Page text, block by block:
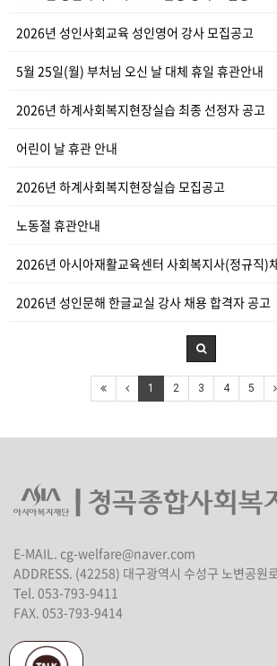
2026년 성인사회교육 성인영어 강사 모집공고
5월 25일(월) 부처님 오신 날 대체 휴일 휴관안내
2026년 하계사회복지현장실습 최종 선정자 공고
어린이 날 휴관 안내
2026년 하계사회복지현장실습 모집공고
노동절 휴관안내
2026년 아시아재활교육센터 사회복지사(정규직)
2026년 성인문해 한글교실 강사 채용 합격자 공고
1 2 3 4 5
E-MAIL. cg-welfare@naver.com
ADDRESS. (42258) 대구광역시 수성구 노변공원
Tel. 053-793-9411
FAX. 053-793-9414